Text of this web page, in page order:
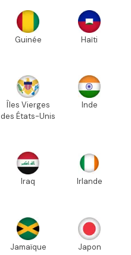
Guinée Haïti
Îles Vierges
des États-Unis
Inde
Iraq Irlande
Jamaïque Japon